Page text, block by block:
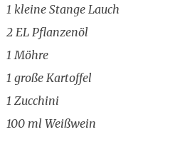
1 kleine Stange Lauch
2 EL Pflanzenöl
1 Möhre
1 große Kartoffel
1 Zucchini
100 ml Weißwein